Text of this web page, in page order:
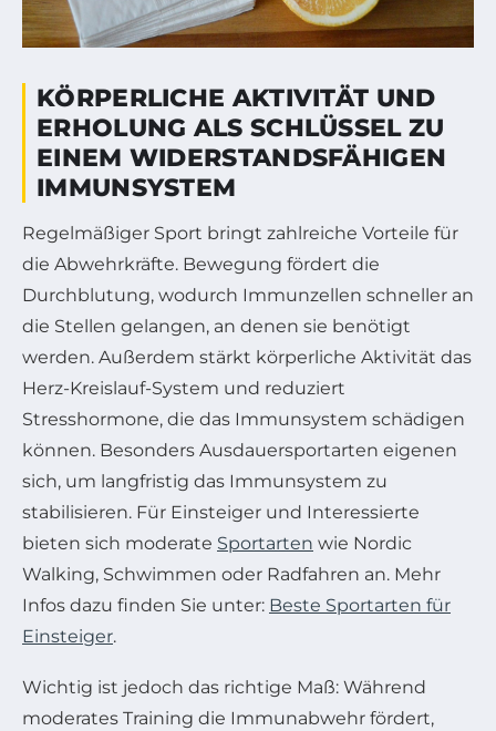
KÖRPERLICHE AKTIVITÄT UND
ERHOLUNG ALS SCHLÜSSEL ZU
EINEM WIDERSTANDSFÄHIGEN
IMMUNSYSTEM
Regelmäßiger Sport bringt zahlreiche Vorteile für
die Abwehrkräfte. Bewegung fördert die
Durchblutung, wodurch Immunzellen schneller an
die Stellen gelangen, an denen sie benötigt
werden. Außerdem stärkt körperliche Aktivität das
Herz-Kreislauf-System und reduziert
Stresshormone, die das Immunsystem schädigen
können. Besonders Ausdauersportarten eigenen
sich, um langfristig das Immunsystem zu
stabilisieren. Für Einsteiger und Interessierte
bieten sich moderate Sportarten wie Nordic
Walking, Schwimmen oder Radfahren an. Mehr
Infos dazu finden Sie unter: Beste Sportarten für
Einsteiger.
Wichtig ist jedoch das richtige Maß: Während
moderates Training die Immunabwehr fördert,